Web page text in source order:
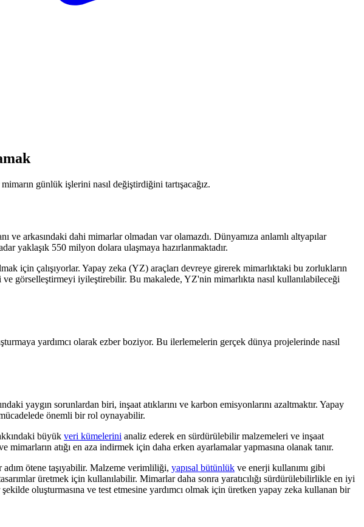
günlük işlerini nasıl değiştirdiğini tartışacağız.
arkasındaki dahi mimarlar olmadan var olamazdı. Dünyamıza anlamlı altyapılar
yaklaşık 550 milyon dolara ulaşmaya hazırlanmaktadır.
için çalışıyorlar. Yapay zeka (YZ) araçları devreye girerek mimarlıktaki bu zorlukların
görselleştirmeyi iyileştirebilir. Bu makalede, YZ'nin mimarlıkta nasıl kullanılabileceği
yardımcı olarak ezber boziyor. Bu ilerlemelerin gerçek dünya projelerinde nasıl
yaygın sorunlardan biri, inşaat atıklarını ve karbon emisyonlarını azaltmaktır. Yapay
önemli bir rol oynayabilir.
büyük veri kümelerini analiz ederek en sürdürülebilir malzemeleri ve inşaat
atığı en aza indirmek için daha erken ayarlamalar yapmasına olanak tanır.
ötene taşıyabilir. Malzeme verimliliği, yapısal bütünlük ve enerji kullanımı gibi
üretmek için kullanılabilir. Mimarlar daha sonra yaratıcılığı sürdürülebilirlikle en iyi
şekilde oluşturmasına ve test etmesine yardımcı olmak için üretken yapay zeka kullanan bir